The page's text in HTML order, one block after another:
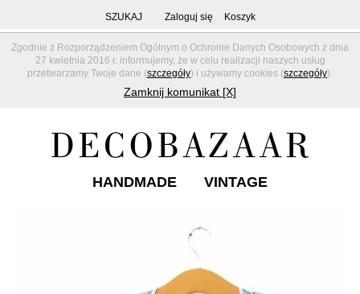
Zgodnie z Rozporządzeniem Ogólnym o Ochronie Danych Osobowych z dnia
27 kwietnia 2016 r. informujemy, że w celu realizacji naszych usług
przetwarzamy Twoje dane (szczegóły) i używamy cookies (szczegóły).
Zamknij komunikat [X]
SZUKAJ Zaloguj się Koszyk
HANDMADE VINTAGE